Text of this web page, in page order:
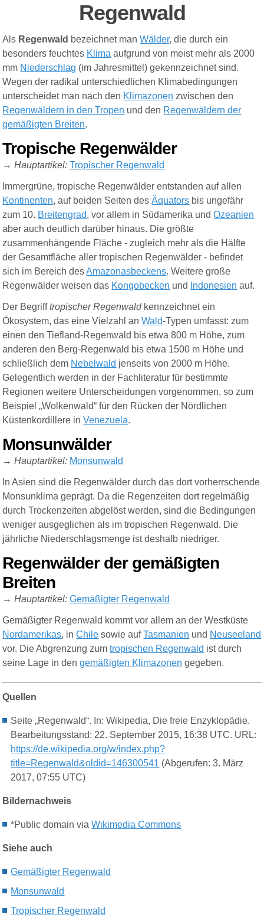
Regenwald
Als Regenwald bezeichnet manWälder, die durch ein
besonders feuchtes Klima aufgrund von meist mehr als 2000
mm Niederschlag (im Jahresmittel) gekennzeichnet sind.
Wegen der radikal unterschiedlichen Klimabedingungen
unterscheidet man nach den Klimazonen zwischen den
Regenwäldern in den Tropen und den Regenwäldern der
gemäßigten Breiten.
Tropische Regenwälder
→ Hauptartikel:Tropischer Regenwald
Immergrüne, tropische Regenwälder entstanden auf allen
Kontinenten, auf beiden Seiten desÄquators bis ungefähr
zum 10. Breitengrad, vor allem in Südamerika undOzeanien
aber auch deutlich darüber hinaus. Die größte
zusammenhängende Fläche - zugleich mehr als die Hälfte
der Gesamtfläche aller tropischen Regenwälder - befindet
sich im Bereich desAmazonasbeckens. Weitere große
Regenwälder weisen das Kongobecken und Indonesien auf.
Der Begrifftropischer Regenwald kennzeichnet ein
Ökosystem, das eine Vielzahl anWald-Typen umfasst: zum
einen den Tiefland-Regenwald bis etwa 800 m Höhe, zum
anderen den Berg-Regenwald bis etwa 1500 m Höhe und
schließlich dem Nebelwald jenseits von 2000 m Höhe.
Gelegentlich werden in der Fachliteratur für bestimmte
Regionen weitere Unterscheidungen vorgenommen, so zum
Beispiel „Wolkenwald“ für den Rücken der Nördlichen
Küstenkordillere inVenezuela.
Monsunwälder
→ Hauptartikel: Monsunwald
In Asien sind die Regenwälder durch das dort vorherrschende
Monsunklima geprägt. Da die Regenzeiten dort regelmäßig
durch Trockenzeiten abgelöst werden, sind die Bedingungen
weniger ausgeglichen als im tropischen Regenwald. Die
jährliche Niederschlagsmenge ist deshalb niedriger.
Regenwälder der gemäßigten
Breiten
→ Hauptartikel:Gemäßigter Regenwald
Gemäßigter Regenwald kommt vor allem an der Westküste
Nordamerikas, inChile sowie aufTasmanien und Neuseeland
vor. Die Abgrenzung zumtropischen Regenwald ist durch
seine Lage in dengemäßigten Klimazonen gegeben.
Quellen
Seite „Regenwald“. In: Wikipedia, Die freie Enzyklopädie.
Bearbeitungsstand: 22. September 2015, 16:38 UTC. URL:
https://de.wikipedia.org/w/index.php?
title=Regenwald&oldid=146300541 (Abgerufen: 3. März
2017, 07:55 UTC)
Bildernachweis
*Public domain viaWikimedia Commons
Siehe auch
Gemäßigter Regenwald
Monsunwald
Tropischer Regenwald